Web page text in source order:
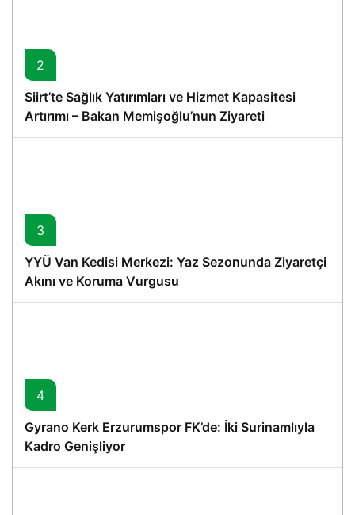
2
Siirt’te Sağlık Yatırımları ve Hizmet Kapasitesi
Artırımı – Bakan Memişoğlu’nun Ziyareti
3
YYÜ Van Kedisi Merkezi: Yaz Sezonunda Ziyaretçi
Akını ve Koruma Vurgusu
4
Gyrano Kerk Erzurumspor FK’de: İki Surinamlıyla
Kadro Genişliyor